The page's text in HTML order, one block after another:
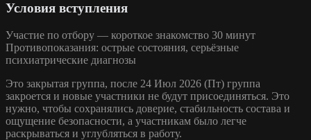
Условия вступления
Участие по отбору — короткое знакомство 30 минут
Противопоказания: острые состояния, серьёзные
психиатрические диагнозы
Это закрытая группа, после 24 Июл 2026 (Пт) группа
закроется и новые участники не будут присоединяться. Это
нужно, чтобы сохранялись доверие, стабильность состава и
ощущение безопасности, а участникам было легче
раскрываться и углубляться в работу.